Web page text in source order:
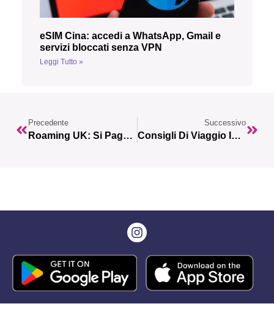
eSIM Cina: accedi a WhatsApp, Gmail e
servizi bloccati senza VPN
Leggi Tutto »
Precedente
Roaming UK: Si Paga Con Un Viaggio In Inghilterra?
Successivo
Consigli Di Viaggio In Egitto: Cosa Vedere E Quali Attività Fare